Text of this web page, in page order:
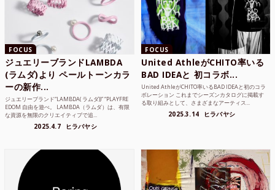
FOCUS
ジュエリーブランドLAMBDA
(ラムダ)より ペールトーンカラ
ーの新作...
ジュエリーブランド“LAMBDA( ラムダ))” “PLAYFRE
EDOM 自由を遊べ。 LAMBDA（ラムダ）は、有限
な資源を無限のクリエイティブで追...
2025.4.7 ヒラバヤシ
FOCUS
United AthleがCHITO率いる
BAD IDEAと 初コラボ...
United AthleがCHITO率いるBAD IDEAと初のコラ
ボレーション これまでシーズンカタログに掲載す
る取り組みとして、さまざまなアーティス...
2025.3.14 ヒラバヤシ